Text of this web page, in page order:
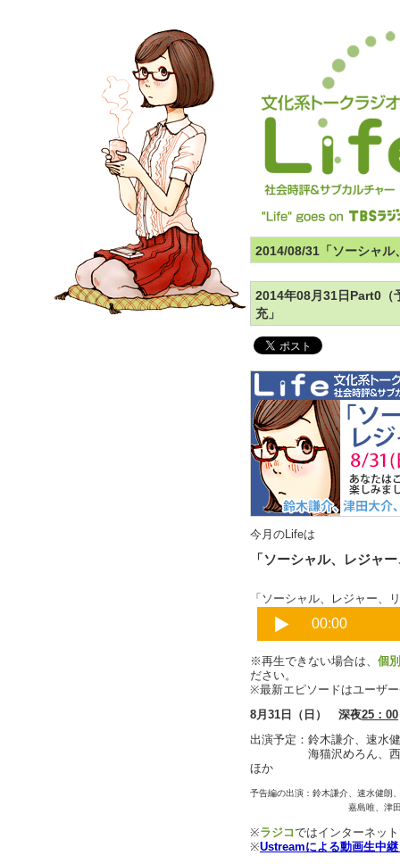
2014/08/31「ソーシャル
2014年08月31日Part0（
充」
今月のLifeは
「ソーシャル、レジャ
「ソーシャル、レジャー、
※再生できない場合は、 個
ださい。
※最新エピソードはユーザ
8月31日（日） 深夜25：00
出演予定：鈴木謙介、速水
海猫沢めろん、西森路
ほか
予告編の出演：鈴木謙介、速水健朗
嘉島唯、津田大介、
※ラジコではインターネッ
※Ustreamによる動画生中